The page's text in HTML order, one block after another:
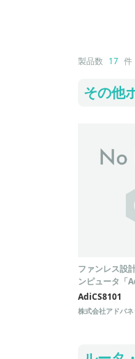
製品数 17 件
その他
ファンレス設
ンピュータ「
場！
AdiCS8101
株式会社アドバネ